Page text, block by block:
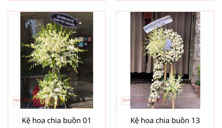
Kệ hoa chia buồn 01
Kệ hoa chia buồn 13